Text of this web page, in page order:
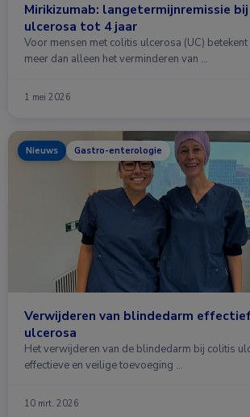
Mirikizumab: langetermijnremissie
ulcerosa tot 4 jaar
Voor mensen met colitis ulcerosa (UC)
meer dan alleen het verminderen van …
1 mei 2026
Nieuws Gastro-enterologie
Verwijderen van blindedarm
ulcerosa
Het verwijderen van de blindedarm bij colitis
effectieve en veilige toevoeging …
10 mrt. 2026